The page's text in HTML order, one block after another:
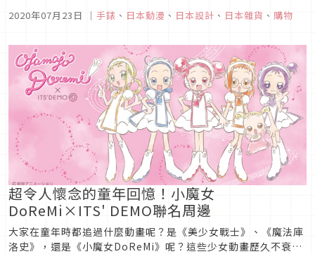
周邊商品皆大受歡迎，可說是超成功的經典之作。《死亡筆記
特殊設計的手錶現...
2020年07月23日 ｜ 手錶 、 日本動漫 、 日本設計 、 日本雜貨 、 購物
超令人懷念的童年回憶！小魔女
DoReMi×ITS' DEMO聯名周邊
大家在童年時都追過什麼動畫呢？是《美少女戰士》、《魔法庫
洛史》，還是《小魔女DoReMi》呢？這些少女動畫歷久不衰，